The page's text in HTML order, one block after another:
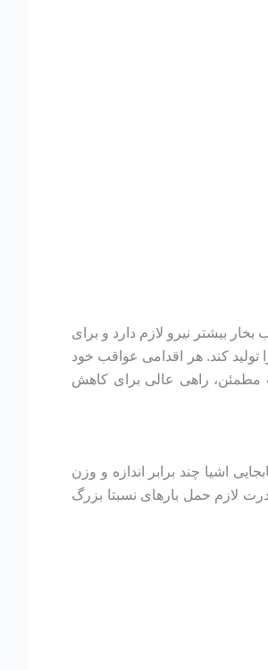
اکثر خودروها و کامیون ها حدود 80 تا 88 کیلومتر بر ساعت است. اما برای سرعتی حدود 96 کیلومتر بر ساعت موتور حدود 73 اسب بخار بیشتر نیرو لازم دارد و برای
نوع نیرو را تولید کند. هر اقدامی عواقب خود
ممکن و حفظ سرعت مطمئن، راهی عالی برای کاهش
اشیا چند برابر اندازه و وزن
لازم حمل بارهای نسبتا بزرگ